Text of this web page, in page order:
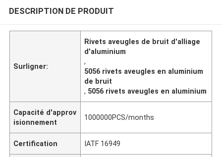
DESCRIPTION DE PRODUIT
Surligner:
Rivets aveugles de bruit d'alliage
d'aluminium
,
5056 rivets aveugles en aluminium
de bruit
, 5056 rivets aveugles en aluminium
Capacité d'approv
isionnement
1000000PCS/months
Certification IATF 16949